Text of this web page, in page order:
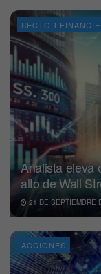
SECTOR
Analista eleva
alto de Wall
21 DE SEPTIEMBRE
ACCIONES